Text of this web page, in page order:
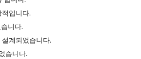
입니다.
니다.
계되었습니다.
습니다.